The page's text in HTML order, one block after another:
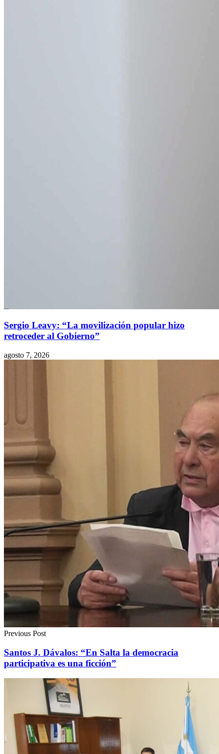
Sergio Leavy: “La movilización popular hizo
retroceder al Gobierno”
agosto 7, 2026
Previous Post
Santos J. Dávalos: “En Salta la democracia
participativa es una ficción”